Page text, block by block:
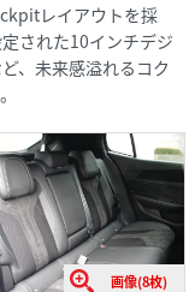
レイアウトを採
された10インチデジ
、未来感溢れるコク
画像(8枚)